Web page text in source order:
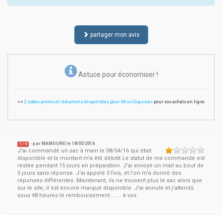
partager mon avis
Astuce pour économiser !
>> 2 codes promo et réductions disponibles pour Miss Coquines pour vos achats en ligne
1 / 5 - par MAMOUNE le18/05/2016
J'ai commandé un sac à main le 08/04/16 qui était
disponible et le montant m'a été débité.Le statut de ma commande est
restée pendant 15 jours en préparation. J'ai envoyé un mail au bout de
5 jours sans réponse. J'ai appelé 5 fois, et l'on m'a donné des
réponses différentes. Maintenant, ils ne trouvent plus le sac alors que
sur le site, il est encore marqué disponible. J'ai annulé et j'attends
sous 48 heures le remboursement........ à voir.